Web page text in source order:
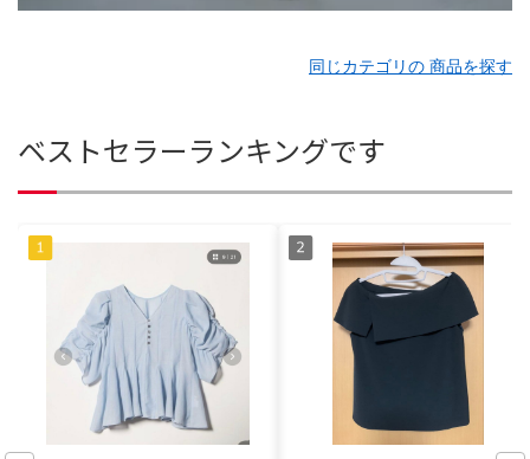
同じカテゴリの 商品を探す
ベストセラーランキングです